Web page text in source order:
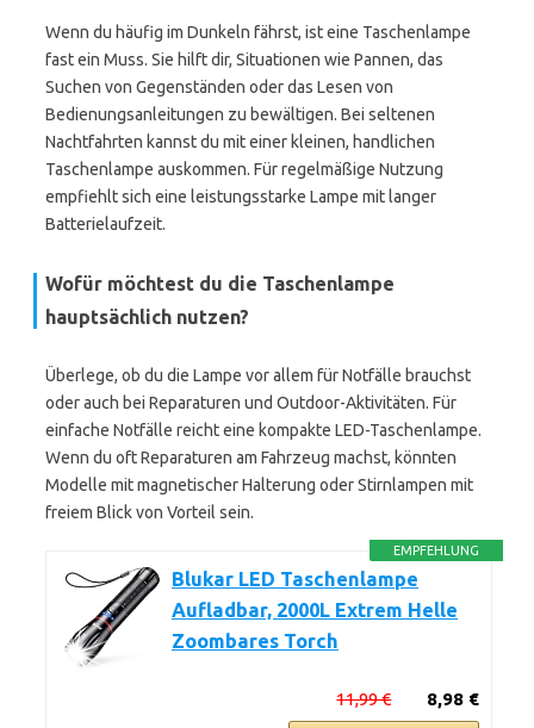
Wenn du häufig im Dunkeln fährst, ist eine Taschenlampe
fast ein Muss. Sie hilft dir, Situationen wie Pannen, das
Suchen von Gegenständen oder das Lesen von
Bedienungsanleitungen zu bewältigen. Bei seltenen
Nachtfahrten kannst du mit einer kleinen, handlichen
Taschenlampe auskommen. Für regelmäßige Nutzung
empfiehlt sich eine leistungsstarke Lampe mit langer
Batterielaufzeit.
Wofür möchtest du die Taschenlampe
hauptsächlich nutzen?
Überlege, ob du die Lampe vor allem für Notfälle brauchst
oder auch bei Reparaturen und Outdoor-Aktivitäten. Für
einfache Notfälle reicht eine kompakte LED-Taschenlampe.
Wenn du oft Reparaturen am Fahrzeug machst, könnten
Modelle mit magnetischer Halterung oder Stirnlampen mit
freiem Blick von Vorteil sein.
EMPFEHLUNG
Blukar LED Taschenlampe
Aufladbar, 2000L Extrem Helle
Zoombares Torch
8,98 €
11,99 €